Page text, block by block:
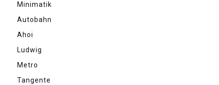
Minimatik
Autobahn
Ahoi
Ludwig
Metro
Tangente